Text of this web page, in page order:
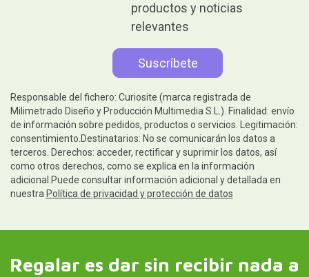
productos y noticias
relevantes
Responsable del fichero: Curiosite (marca registrada de
Milimetrado Diseño y Producción Multimedia S.L.). Finalidad: envío
de información sobre pedidos, productos o servicios. Legitimación:
consentimiento.Destinatarios: No se comunicarán los datos a
terceros. Derechos: acceder, rectificar y suprimir los datos, así
como otros derechos, como se explica en la información
adicional.Puede consultar información adicional y detallada en
nuestra Política de privacidad y protección de datos
Regalar es dar sin recibir nada a